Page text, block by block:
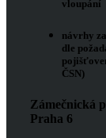
vloupání
návrhy
dle
ČSN)
Zámečnická
Praha 6